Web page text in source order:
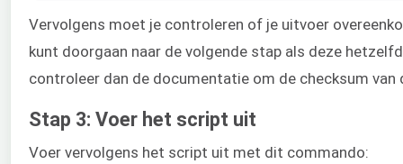
Vervolgens moet je controleren of je uitvoer
kunt doorgaan naar de volgende stap als deze
controleer dan de documentatie om de checksum van
Stap 3: Voer het script uit
Voer vervolgens het script uit met dit commando: